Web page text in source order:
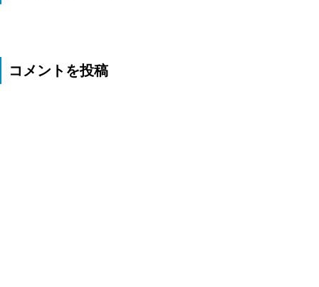
コメントを投稿